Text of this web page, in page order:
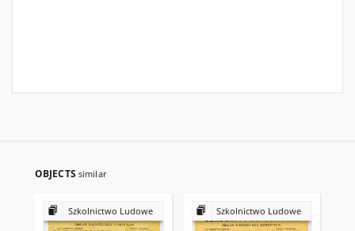
OBJECTS similar
Szkolnictwo Ludowe Szkolnictwo Ludowe